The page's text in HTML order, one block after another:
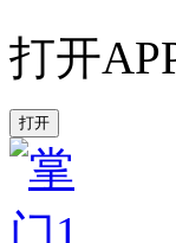
打开
打开